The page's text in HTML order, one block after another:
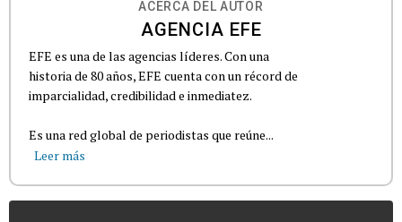
ACERCA DEL AUTOR
AGENCIA EFE
EFE es una de las agencias líderes. Con una
historia de 80 años, EFE cuenta con un récord de
imparcialidad, credibilidad e inmediatez.
Es una red global de periodistas que reúne...
Leer más